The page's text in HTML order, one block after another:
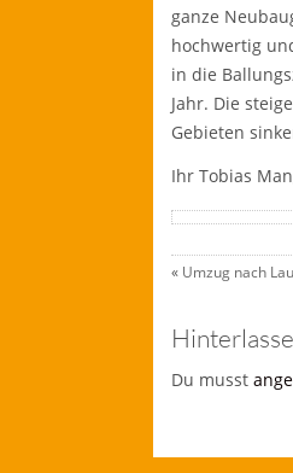
ganze
hochwertig
in die
Jahr. Die
Gebieten
Ihr Tobias
« Umzug nach
Du musst